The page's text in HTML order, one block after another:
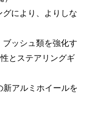
グにより、よりしな
ッシュ類を強化す
とステアリングギ
新アルミホイールを